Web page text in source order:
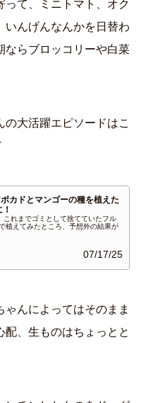
って、ミニトマト、オク
いんげんなんかを日替わ
ならブロッコリーや白菜
大活躍エピソードはこ
カドとマンゴーの種を植えた
これまでゴミとして捨てていたフル
植えてみたところ、予想外の結果が
07/17/25
ゃんによってはそのまま
、生ものはちょっとと